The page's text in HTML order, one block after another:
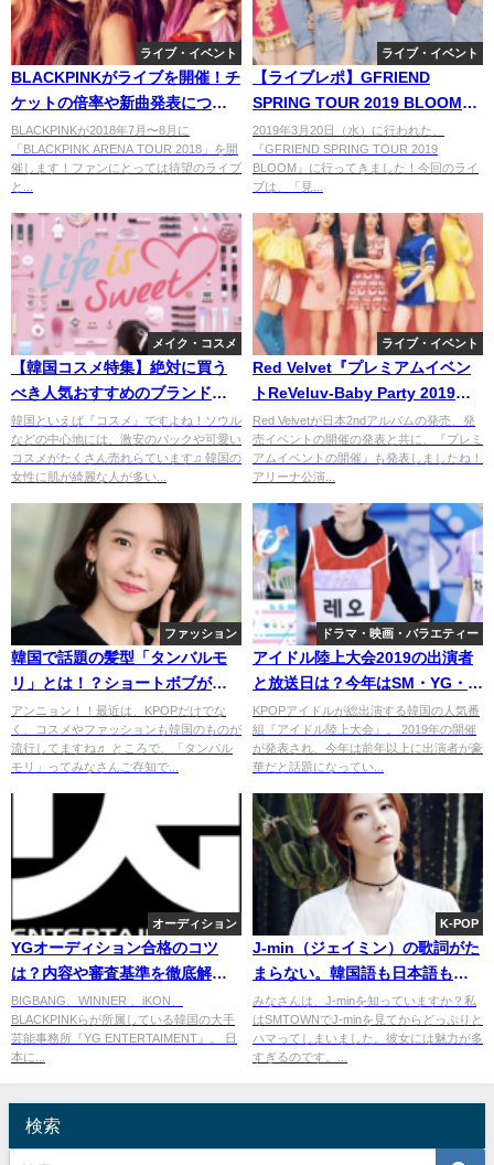
ライブ・イベント
BLACKPINKがライブを開催！チ
ケットの倍率や新曲発表につい
て。
BLACKPINKが2018年7月〜8月に
「BLACKPINK ARENA TOUR 2018」を開
催します！ファンにとっては待望のライブ
と...
ライブ・イベント
【ライブレポ】GFRIEND
SPRING TOUR 2019 BLOOMに
行ってきた！セトリとメンバー
の様子をレポート
2019年3月20日（水）に行われた、
『GFRIEND SPRING TOUR 2019
BLOOM』に行ってきました！今回のライ
ブは、「見...
メイク・コスメ
【韓国コスメ特集】絶対に買う
べき人気おすすめのブランドは
これだ！
韓国といえば『コスメ』ですよね！ソウル
などの中心地には、激安のパックや可愛い
コスメがたくさん売れらています♫ 韓国の
女性に肌が綺麗な人が多い...
ライブ・イベント
Red Velvet『プレミアムイベン
トReVeluv-Baby Party 2019』
のチケット倍率は？
Red Velvetが日本2ndアルバムの発売、発
売イベントの開催の発表と共に、『プレミ
アムイベントの開催』も発表しましたね！
アリーナ公演...
ファッション
韓国で話題の髪型「タンバルモ
リ」とは！？ショートボブがお
しゃれ女子に大人気！
アンニョン！！最近は、KPOPだけでな
く、コスメやファッションも韓国のものが
流行してますね♬ ところで、「タンバル
モリ」ってみなさんご存知で...
ドラマ・映画・バラエティー
アイドル陸上大会2019の出演者
と放送日は？今年はSM・YG・
JYPが総出演！
KPOPアイドルが総出演する韓国の人気番
組『アイドル陸上大会』。 2019年の開催
が発表され、今年は前年以上に出演者が豪
華だと話題になってい...
オーディション
YGオーディション合格のコツ
は？内容や審査基準を徹底解
剖！
BIGBANG、WINNER 、iKON、
BLACKPINKらが所属している韓国の大手
芸能事務所『YG ENTERTAIMENT』。 日
本に...
K-POP
J-min（ジェイミン）の歌詞がた
まらない。韓国語も日本語も堪
能な歌姫のおすすめ曲とプロフ
ィール
みなさんは、J-minを知っていますか？私
はSMTOWNでJ-minを見てからどっぷりと
ハマってしまいました。彼女には魅力が多
すぎるのです。...
検索